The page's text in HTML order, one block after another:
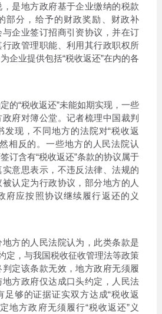
是地方政府基于企业缴纳的税款
部分，给予的财政奖励、财政补
企业签订招商引资协议，并在订
政管理职能、利用其行政职权所
企业提供包括“税收返还”在内的各
“税收返还”未能如期实现，一些
府对簿公堂。记者梳理中国裁判
发现，不同地方的法院对“税收返
相反的。一些地方的人民法院认
订含有“税收返还”条款的协议属于
意思表示，不违反法律、法规的
认定为行政协议，部分地方的人
府应按照协议继续履行返还的义
的人民法院认为，此类条款是
定，与我国税收征收管理法等政策
定该条款无效，地方政府无须履
方政府仅达成口头约定，人民法
足够的证据证实双方达成“税收返
地方政府无须履行“税收返还”义